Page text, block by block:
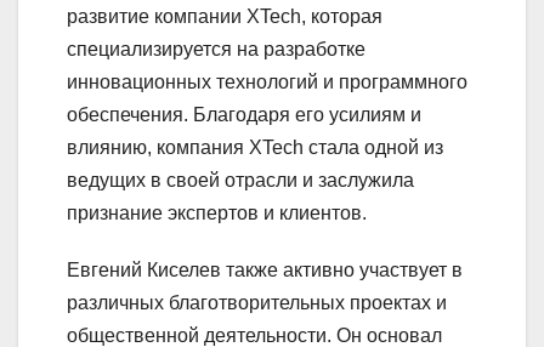
развитие компании XTech, которая
специализируется на разработке
инновационных технологий и программного
обеспечения. Благодаря его усилиям и
влиянию, компания XTech стала одной из
ведущих в своей отрасли и заслужила
признание экспертов и клиентов.
Евгений Киселев также активно участвует в
различных благотворительных проектах и
общественной деятельности. Он основал